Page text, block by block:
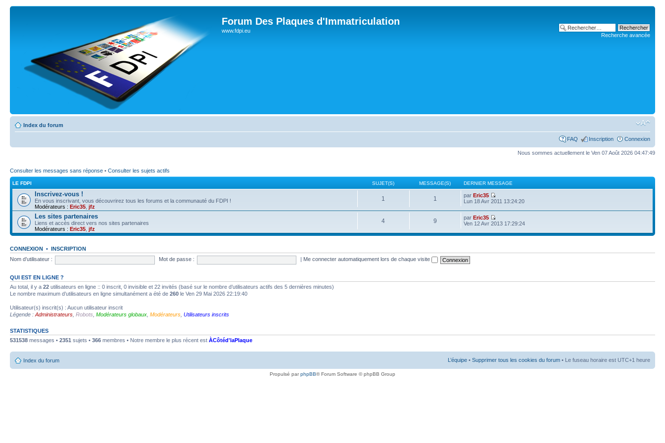
Forum Des Plaques d'Immatriculation
www.fdpi.eu
Recherche avancée
Index du forum
FAQ Inscription Connexion
Nous sommes actuellement le Ven 07 Août 2026 04:47:49
Consulter les messages sans réponse • Consulter les sujets actifs
LE FDPI SUJET(S) MESSAGE(S) DERNIER MESSAGE
Inscrivez-vous !
En vous inscrivant, vous découvrirez tous les forums et la communauté du FDPI !
Modérateurs : Eric35 jfz
1 1 parEric35
Lun 18 Avr 2011 13:24:20
Les sites partenaires
Liens et accès direct vers nos sites partenaires
Modérateurs : Eric35 jfz
4 9 parEric35
Ven 12 Avr 2013 17:29:24
CONNEXION • INSCRIPTION
Nom d’utilisateur :
Mot de passe : Me connecter automatiquement lors de chaque visite
QUI EST EN LIGNE ?
Au total, il y a 22 utilisateurs en ligne :: 0 inscrit, 0 invisible et 22 invités (basé sur le nombre d’utilisateurs actifs des 5 dernières minutes)
Le nombre maximum d’utilisateurs en ligne simultanément a été de 260 le Ven 29 Mai 2026 22:19:40
Utilisateur(s) inscrit(s) : Aucun utilisateur inscrit
Légende : Administrateurs Robots Modérateurs globaux Modérateurs Utilisateurs inscrits
STATISTIQUES
531538 messages • 2351 sujets • 366 membres • Notre membre le plus récent est ÀCôtéd'laPlaque
Index du forum L’équipe • Supprimer tous les cookies du forum • Le fuseau horaire est UTC+1 heure
Propulsé parphpBB® Forum Software © phpBB Group